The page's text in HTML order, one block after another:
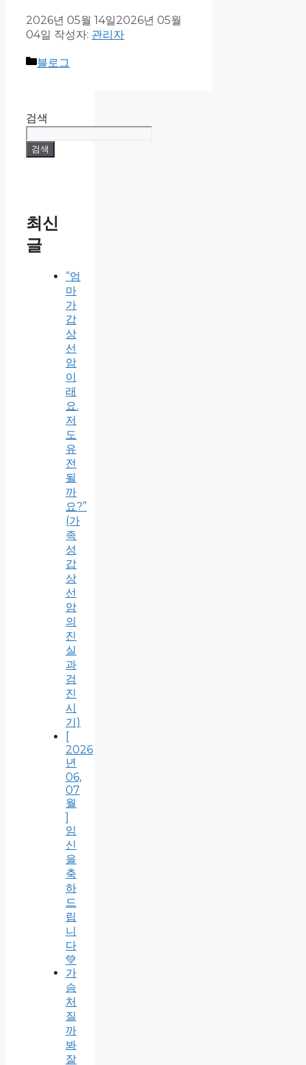
2026년 05월 14일2026년 05월
04일 작성자: 관리자
블로그
검색
검색
최신
글
“엄
마
가
갑
상
선
암
이
래
요.
저
도
유
전
될
까
요?”
(가
족
성
갑
상
선
암
의
진
실
과
검
진
시
기)
[
2026
년
06,
07
월
]
임
신
을
축
하
드
립
니
다
💚
가
슴
처
질
까
봐
잘